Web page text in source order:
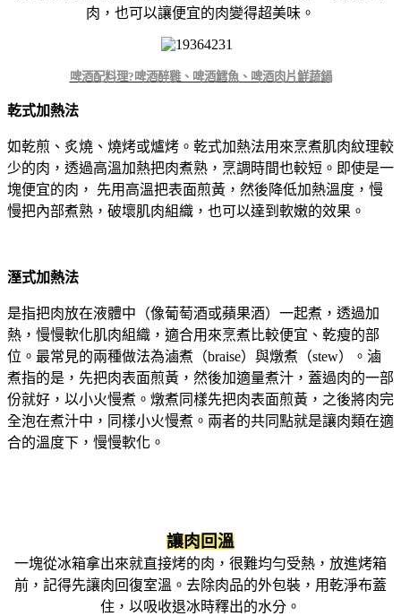
肉，也可以讓便宜的肉變得超美味。
啤酒配料理?啤酒醉雞、啤酒鱈魚、啤酒肉片鮮蔬鍋
乾式加熱法
如乾煎、炙燒、燒烤或爐烤。乾式加熱法用來烹煮肌肉紋理較
少的肉，透過高溫加熱把肉煮熟，烹調時間也較短。即使是一
塊便宜的肉， 先用高溫把表面煎黃，然後降低加熱溫度，慢
慢把內部煮熟，破壞肌肉組織，也可以達到軟嫩的效果。
溼式加熱法
是指把肉放在液體中（像葡萄酒或蘋果酒）一起煮，透過加
熱，慢慢軟化肌肉組織，適合用來烹煮比較便宜、乾瘦的部
位。最常見的兩種做法為滷煮（braise）與燉煮（stew）。滷
煮指的是，先把肉表面煎黃，然後加適量煮汁，蓋過肉的一部
份就好，以小火慢煮。燉煮同樣先把肉表面煎黃，之後將肉完
全泡在煮汁中，同樣小火慢煮。兩者的共同點就是讓肉類在適
合的溫度下，慢慢軟化。
讓肉回溫
一塊從冰箱拿出來就直接烤的肉，很難均勻受熱，放進烤箱
前，記得先讓肉回復室溫。去除肉品的外包裝，用乾淨布蓋
住，以吸收退冰時釋出的水分。